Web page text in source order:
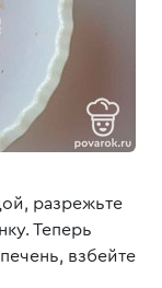
разрежьте
Теперь
взбейте